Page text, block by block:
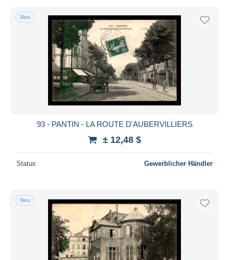
Neu
93 - PANTIN - LA ROUTE D'AUBERVILLIERS
± 12,48 $
Status Gewerblicher Händler
Neu